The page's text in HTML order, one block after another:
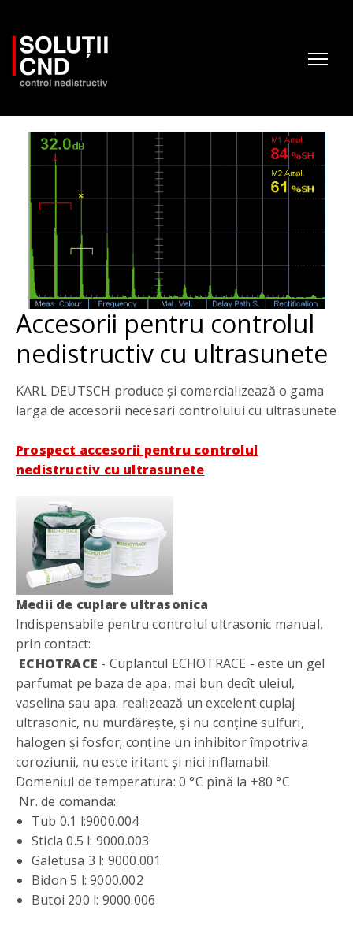
Accesorii pentru controlul
nedistructiv cu ultrasunete
KARL DEUTSCH produce și comercializează o gama
larga de accesorii necesari controlului cu ultrasunete
Prospect accesorii pentru controlul
nedistructiv cu ultrasunete
Medii de cuplare ultrasonica
Indispensabile pentru controlul ultrasonic manual,
prin contact:
ECHOTRACE - Cuplantul ECHOTRACE - este un gel
parfumat pe baza de apa, mai bun decît uleiul,
vaselina sau apa: realizează un excelent cuplaj
ultrasonic, nu murdărește, și nu conține sulfuri,
halogen și fosfor; conține un inhibitor împotriva
coroziunii, nu este iritant și nici inflamabil.
Domeniul de temperatura: 0 °C pînă la +80 °C
Nr. de comanda:
Tub 0.1 l:9000.004
Sticla 0.5 l: 9000.003
Galetusa 3 l: 9000.001
Bidon 5 l: 9000.002
Butoi 200 l: 9000.006